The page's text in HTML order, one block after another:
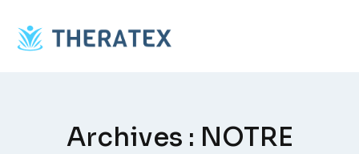
content
Archives : NOTRE